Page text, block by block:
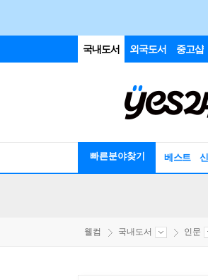
국내도서 외국도서 중고샵
빠른분야찾기 베스트
웰컴 국내도서 인문